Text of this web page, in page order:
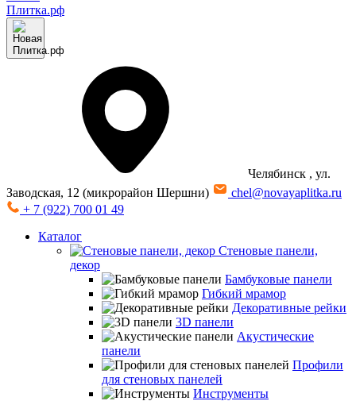
Челябинск , ул.
Заводская, 12 (микрорайон Шершни)
chel@novayaplitka.ru
+ 7 (922) 700 01 49
Каталог
Стеновые панели,
декор
Бамбуковые панели
Гибкий мрамор
Декоративные рейки
3D панели
Акустические
панели
Профили
для стеновых панелей
Инструменты